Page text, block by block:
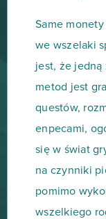
Same
we wszelaki
jest, że jedną
metod jest
questów,
enpecami,
się w świat
na czynniki
pomimo
wszelkiego